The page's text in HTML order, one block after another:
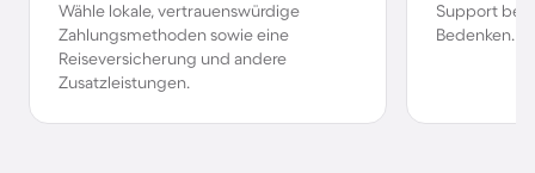
Wähle lokale, vertrauenswürdige
Zahlungsmethoden sowie eine
Reiseversicherung und andere
Zusatzleistungen.
Support bei
Bedenken.